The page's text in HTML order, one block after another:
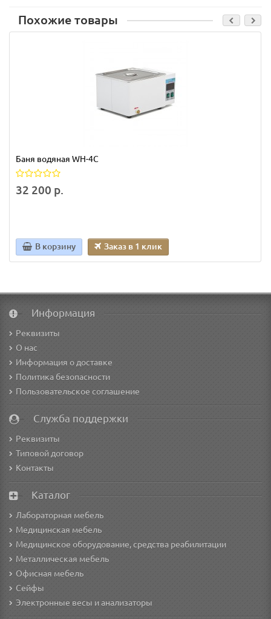
Похожие товары
Баня водяная WH-4C
32 200 р.
В корзину Заказ в 1 клик
Информация
Реквизиты
О нас
Информация о доставке
Политика безопасности
Пользовательское соглашение
Служба поддержки
Реквизиты
Типовой договор
Контакты
Каталог
Лабораторная мебель
Медицинская мебель
Медицинское оборудование, средства реабилитации
Металлическая мебель
Офисная мебель
Сейфы
Электронные весы и анализаторы